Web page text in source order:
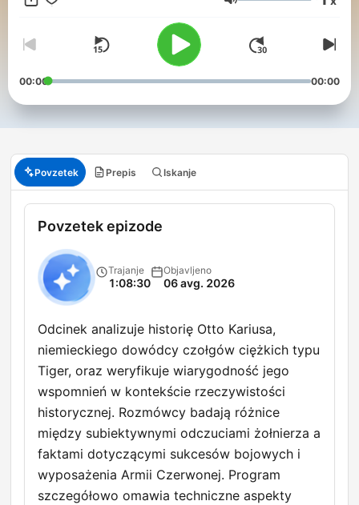
Glasnost
00:00 00:00
Povzetek Prepis Iskanje
Povzetek epizode
Trajanje
1:08:30
Objavljeno
06 avg. 2026
Odcinek analizuje historię Otto Kariusa,
niemieckiego dowódcy czołgów ciężkich typu
Tiger, oraz weryfikuje wiarygodność jego
wspomnień w kontekście rzeczywistości
historycznej. Rozmówcy badają różnice
między subiektywnymi odczuciami żołnierza a
faktami dotyczącymi sukcesów bojowych i
wyposażenia Armii Czerwonej. Program
szczegółowo omawia techniczne aspekty